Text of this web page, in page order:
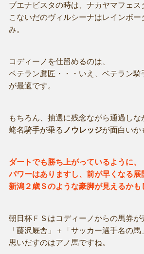
ブエナビスタの時は、ナカヤマフェス
こないだのヴィルシーナはレインボー
み。
コディーノを仕留めるのは、
ベテラン鷹匠・・・いえ、ベテラン騎
が最適です。
もちろん、抽選に残念ながら通過しな
蛯名騎手が乗る ノウレッジが面白いか
ダートでも勝ち上がっているように、
パワーはありますし、前が早くなる展
新潟２歳Ｓのような豪脚が見えるかも
朝日杯ＦＳはコディーノからの馬券が
「藤沢厩舎」＋「サッカー選手名の馬
思いだすのはアノ馬ですね。